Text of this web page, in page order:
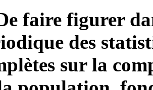
faire figurer
des
sur la